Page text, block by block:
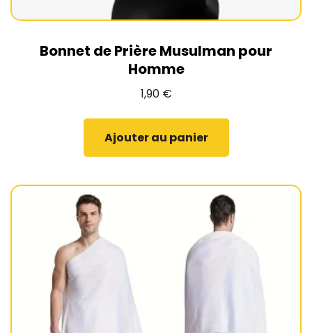
Bonnet de Prière Musulman pour
Homme
1,90 €
Ajouter au panier